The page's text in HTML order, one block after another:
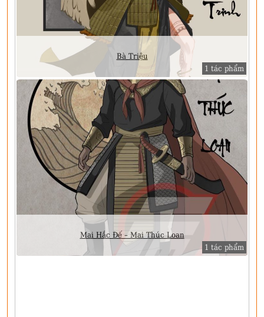
Bà Triệu
1 tác phẩm
Mai Hắc Đế – Mai Thúc Loan
1 tác phẩm